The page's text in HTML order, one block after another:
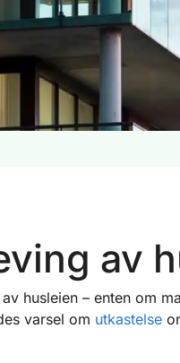
av
husleien – enten om
varsel om utkastelse